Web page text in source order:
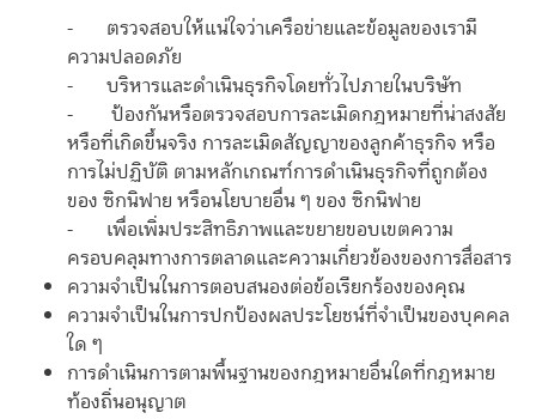
- ตรวจสอบให้แน่ใจว่าเครือข่ายและข้อมูลของเรามี
ความปลอดภัย
- บริหารและดำเนินธุรกิจโดยทั่วไปภายในบริษัท
- ป้องกันหรือตรวจสอบการละเมิดกฎหมายที่น่าสงสัย
หรือที่เกิดขึ้นจริง การละเมิดสัญญาของลูกค้าธุรกิจ หรือ
การไม่ปฏิบัติ ตามหลักเกณฑ์การดำเนินธุรกิจที่ถูกต้อง
ของ ซิกนิฟาย หรือนโยบายอื่น ๆ ของ ซิกนิฟาย
- เพื่อเพิ่มประสิทธิภาพและขยายขอบเขตความ
ครอบคลุมทางการตลาดและความเกี่ยวข้องของการสื่อสาร
ความจำเป็นในการตอบสนองต่อข้อเรียกร้องของคุณ
ความจำเป็นในการปกป้องผลประโยชน์ที่จำเป็นของบุคคล
ใด ๆ
การดำเนินการตามพื้นฐานของกฎหมายอื่นใดที่กฎหมาย
ท้องถิ่นอนุญาต